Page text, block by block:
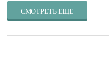
СМОТРЕТЬ ЕЩЕ